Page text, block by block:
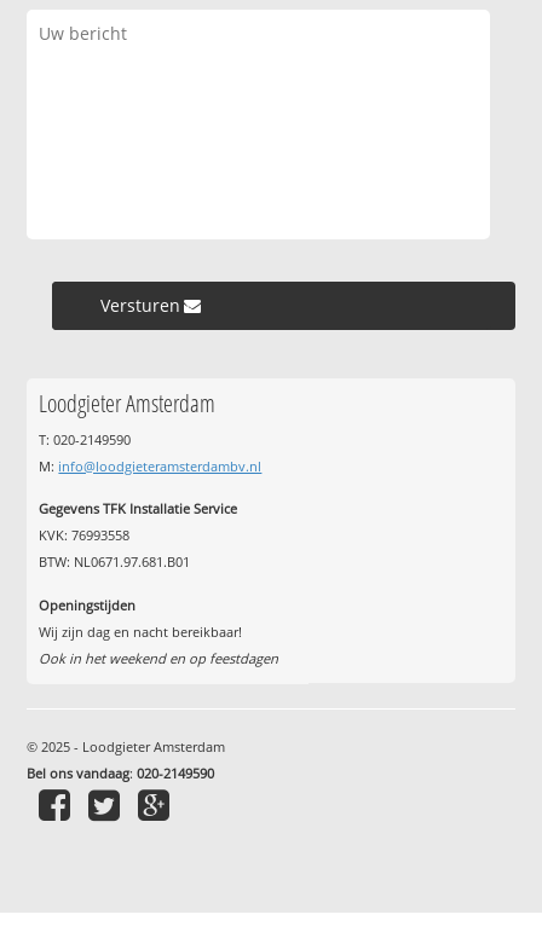
Versturen »
Loodgieter Amsterdam
T: 020-2149590
M: info@loodgieteramsterdambv.nl
Gegevens TFK Installatie Service
KVK: 76993558
BTW: NL0671.97.681.B01
Openingstijden
Wij zijn dag en nacht bereikbaar!
Ook in het weekend en op feestdagen
© 2025 - Loodgieter Amsterdam
Bel ons vandaag:020-2149590